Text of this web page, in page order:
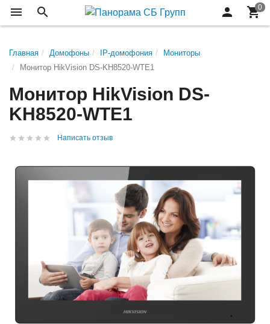
Главная Домофоны IP-домофония
Мониторы
Монитор HikVision DS-KH8520-WTE1
Монитор HikVision DS-
KH8520-WTE1
Написать отзыв